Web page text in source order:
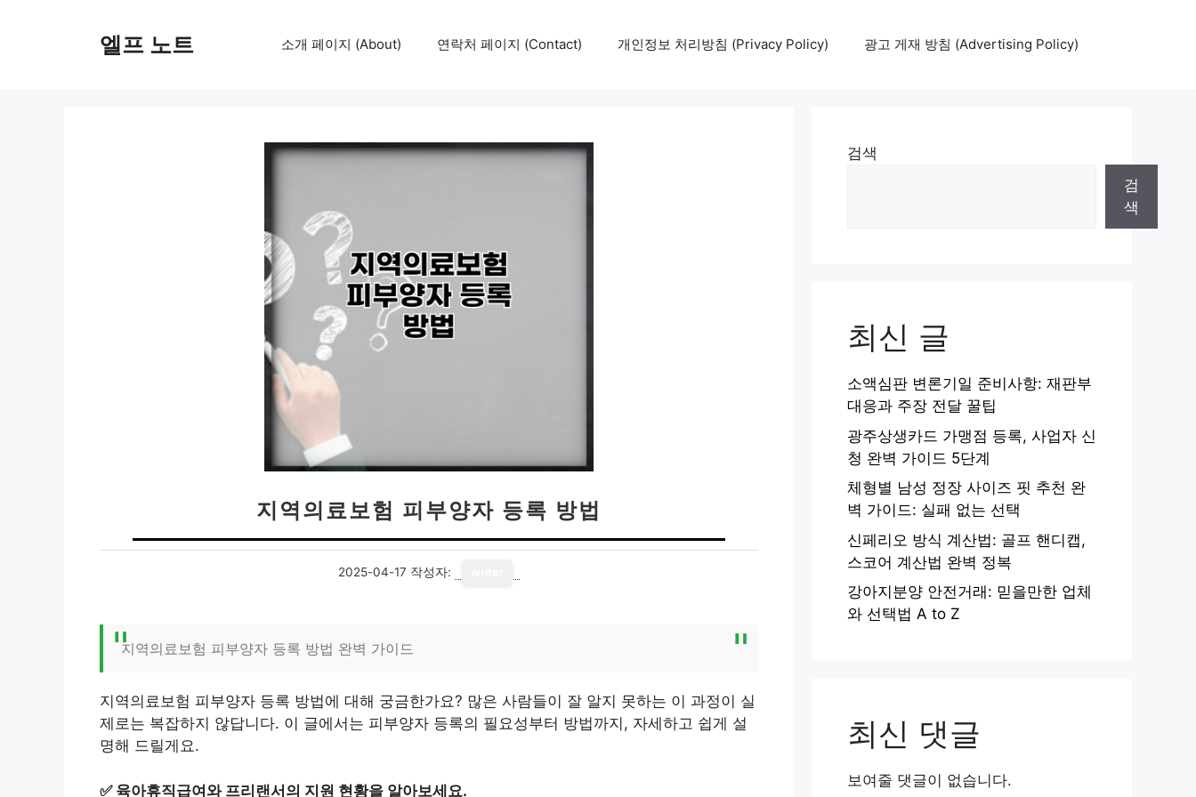
엘프 노트 소개 페이지 (About) 연락처 페이지 (Contact) 개인정보 처리방침 (Privacy Policy) 광고 게재 방침 (Advertising Policy)
지역의료보험 피부양자 등록 방법
2025-04-17 작성자:
지역의료보험 피부양자 등록 방법 완벽 가이드
지역의료보험 피부양자 등록 방법에 대해 궁금한가요? 많은 사람들이 잘 알지 못하는 이 과정이 실
제로는 복잡하지 않답니다. 이 글에서는 피부양자 등록의 필요성부터 방법까지, 자세하고 쉽게 설
명해 드릴게요.
✅ 육아휴직급여와 프리랜서의 지원 현황을 알아보세요.
검색
검
색
최신 글
소액심판 변론기일 준비사항: 재판부
대응과 주장 전달 꿀팁
광주상생카드 가맹점 등록, 사업자 신
청 완벽 가이드 5단계
체형별 남성 정장 사이즈 핏 추천 완
벽 가이드: 실패 없는 선택
신페리오 방식 계산법: 골프 핸디캡,
스코어 계산법 완벽 정복
강아지분양 안전거래: 믿을만한 업체
와 선택법 A to Z
최신 댓글
보여줄 댓글이 없습니다.